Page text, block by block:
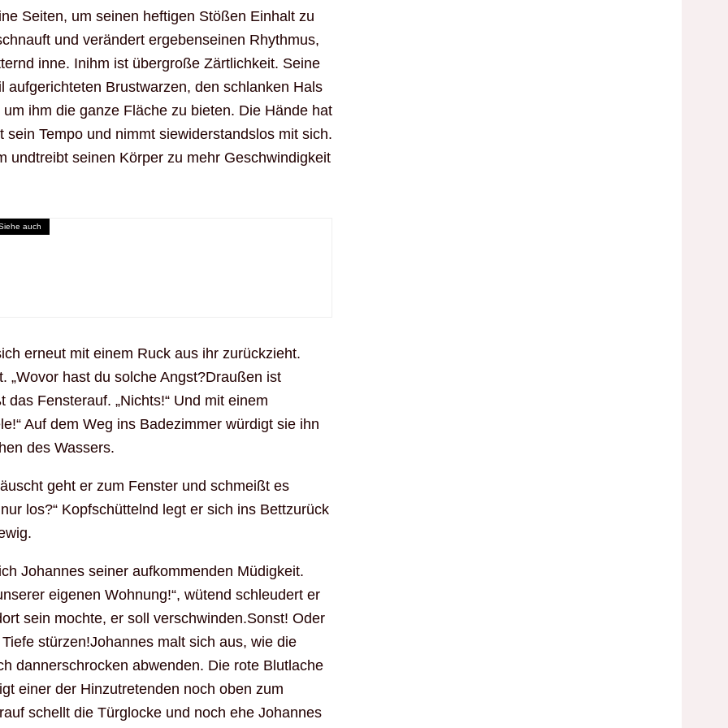
Seiten, um seinen heftigen Stößen Einhalt zu
und verändert ergebenseinen Rhythmus,
inne. Inihm ist übergroße Zärtlichkeit. Seine
Brustwarzen, den schlanken Hals
ihm die ganze Fläche zu bieten. Die Hände hat
Tempo und nimmt siewiderstandslos mit sich.
undtreibt seinen Körper zu mehr Geschwindigkeit
auch
erneut mit einem Ruck aus ihr zurückzieht.
„Wovor hast du solche Angst?Draußen ist
Fensterauf. „Nichts!“ Und mit einem
Auf dem Weg ins Badezimmer würdigt sie ihn
des Wassers.
geht er zum Fenster und schmeißt es
los?“ Kopfschüttelnd legt er sich ins Bettzurück
Johannes seiner aufkommenden Müdigkeit.
eigenen Wohnung!“, wütend schleudert er
sein mochte, er soll verschwinden.Sonst! Oder
stürzen!Johannes malt sich aus, wie die
dannerschrocken abwenden. Die rote Blutlache
einer der Hinzutretenden noch oben zum
schellt die Türglocke und noch ehe Johannes